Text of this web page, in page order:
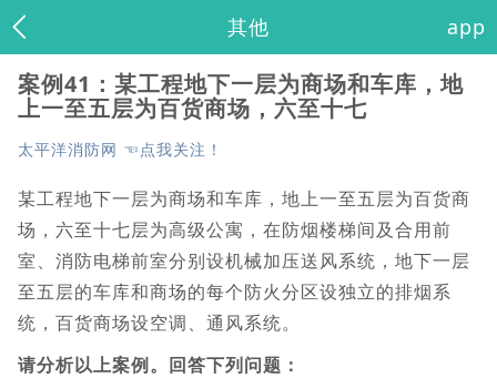
其他 app
案例41：某工程地下一层为商场和车库，地
上一至五层为百货商场，六至十七
太平洋消防网 ☜点我关注！
某工程地下一层为商场和车库，地上一至五层为百货商
场，六至十七层为高级公寓，在防烟楼梯间及合用前
室、消防电梯前室分别设机械加压送风系统，地下一层
至五层的车库和商场的每个防火分区设独立的排烟系
统，百货商场设空调、通风系统。
请分析以上案例。回答下列问题：